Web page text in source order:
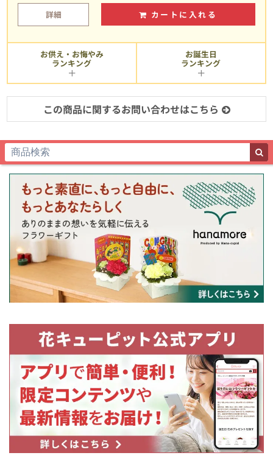
詳細 カートに入れる
お供え・お悔やみ
ランキング
お誕生日
ランキング
この商品に関するお問い合わせはこちら